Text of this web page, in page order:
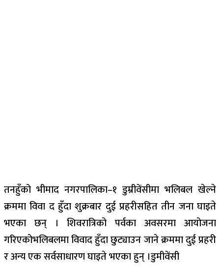
तनहुँको भीमाद नगरपालिका–१ डुम्रीवेंसीमा भलिबल खेल्ने
क्रममा विवा द हुँदा शुक्रबार दुई प्रहरीसहित तीन जना घाइते
भएका छन् । शिवरात्रिको पर्वका अवसरमा आयोजना
गरिएकोभलिबलमा विवाद हुँदा छुट्याउन जाने क्रममा दुई प्रहरी
र अन्य एक सर्वसाधारण घाइते भएका हुन् ।डुमीवेंसी